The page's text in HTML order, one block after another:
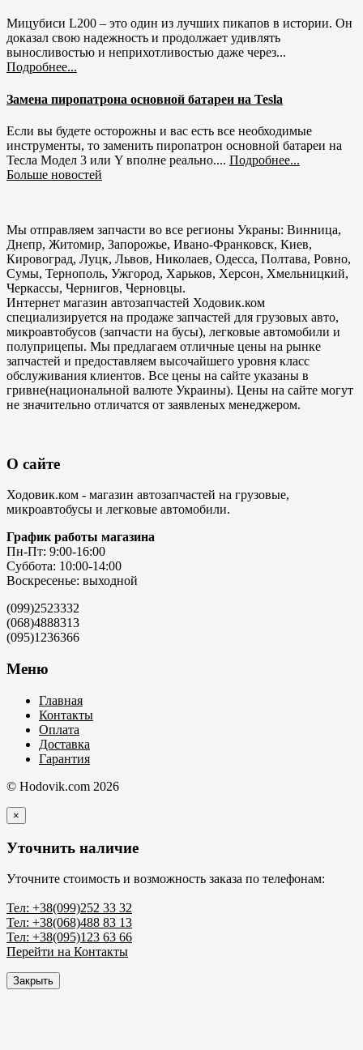
Мицубиси L200 – это один из лучших пикапов в истории. Он
доказал свою надежность и продолжает удивлять
выносливостью и неприхотливостью даже через...
Подробнее...
Замена пиропатрона основной батареи на Tesla
Если вы будете осторожны и вас есть все необходимые
инструменты, то заменить пиропатрон основной батареи на
Тесла Модел 3 или Y вполне реально.... Подробнее...
Больше новостей
Мы отправляем запчасти во все регионы Украны: Винница,
Днепр, Житомир, Запорожье, Ивано-Франковск, Киев,
Кировоград, Луцк, Львов, Николаев, Одесса, Полтава, Ровно,
Сумы, Тернополь, Ужгород, Харьков, Херсон, Хмельницкий,
Черкассы, Чернигов, Черновцы.
Интернет магазин автозапчастей Ходовик.ком
специализируется на продаже запчастей для грузовых авто,
микроавтобусов (запчасти на бусы), легковые автомобили и
полуприцепы. Мы предлагаем отличные цены на рынке
запчастей и предоставляем высочайшего уровня класс
обслуживания клиентов. Все цены на сайте указаны в
гривне(национальной валюте Украины). Цены на сайте могут
не значительно отличатся от заявленых менеджером.
О сайте
Ходовик.ком - магазин автозапчастей на грузовые,
микроавтобусы и легковые автомобили.
График работы магазина
Пн-Пт: 9:00-16:00
Суббота: 10:00-14:00
Воскресенье: выходной
(099)2523332
(068)4888313
(095)1236366
Меню
Главная
Контакты
Оплата
Доставка
Гарантия
© Hodovik.com 2026
×
Уточнить наличие
Уточните стоимость и возможность заказа по телефонам:
Тел: +38(099)252 33 32
Тел: +38(068)488 83 13
Тел: +38(095)123 63 66
Перейти на Контакты
Закрыть